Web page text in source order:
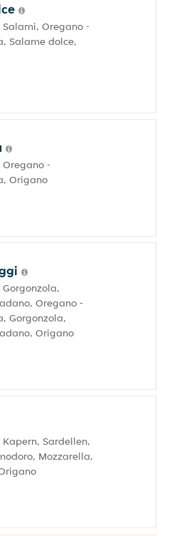
Oregano -
Salame dolce,
-
Origano
Oregano -
Gorgonzola,
Origano
Sardellen,
Mozzarella,